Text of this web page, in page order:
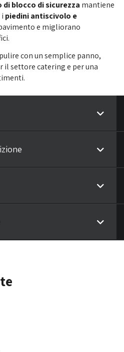
blocco di sicurezza mantiene
piedini antiscivolo e
e migliorano
con un semplice panno,
il settore catering e per una